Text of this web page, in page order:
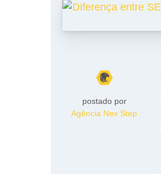
postado por
Agência Nex Step